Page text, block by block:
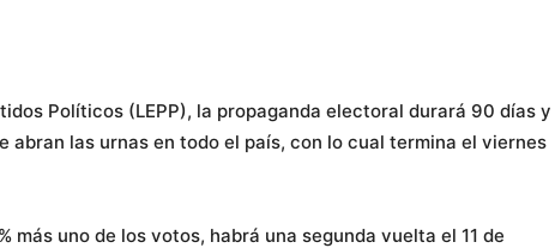
Políticos (LEPP), la propaganda electoral durará 90 días y
abran las urnas en todo el país, con lo cual termina el viernes
más uno de los votos, habrá una segunda vuelta el 11 de